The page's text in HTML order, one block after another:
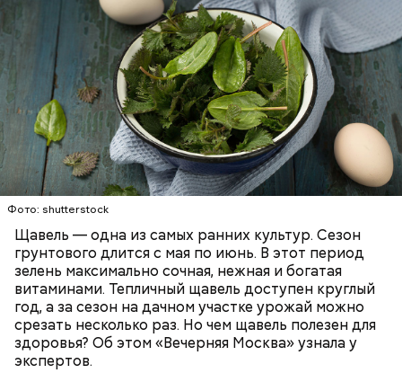
Фото: shutterstock
Щавель — одна из самых ранних культур. Сезон
грунтового длится с мая по июнь. В этот период
зелень максимально сочная, нежная и богатая
витаминами. Тепличный щавель доступен круглый
год, а за сезон на дачном участке урожай можно
срезать несколько раз. Но чем щавель полезен для
здоровья? Об этом «Вечерняя Москва» узнала у
экспертов.
Опасность же щавеля состоит в том, что он
содержит большое количество щавелевой кислоты,
которая может способствовать образованию
ЗДОРОВЬЕ ВРАЧИ
РАСТЕНИЯ
ПРОДУКТЫ